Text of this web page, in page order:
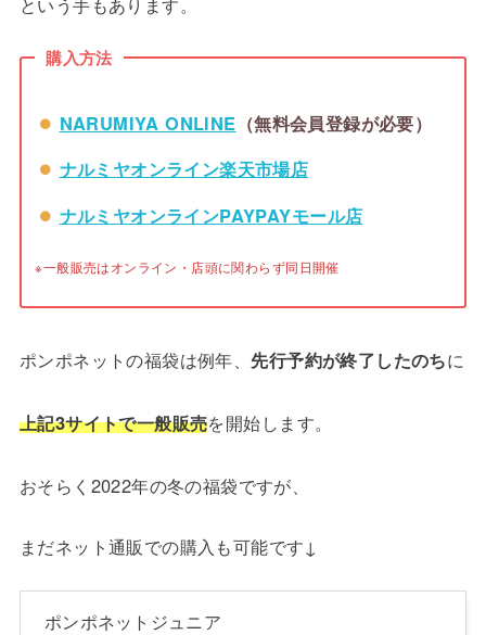
購入方法
NARUMIYA ONLINE （無料会員登録が必要）
ナルミヤオンライン楽天市場店
ナルミヤオンラインPAYPAYモール店
※一般販売はオンライン・店頭に関わらず同日開催
ポンポネットの福袋は例年、 先行予約が終了したのちに
上記3サイトで一般販売を開始します。
おそらく2022年の冬の福袋ですが、
まだネット通販での購入も可能です↓
ポンポネットジュニア